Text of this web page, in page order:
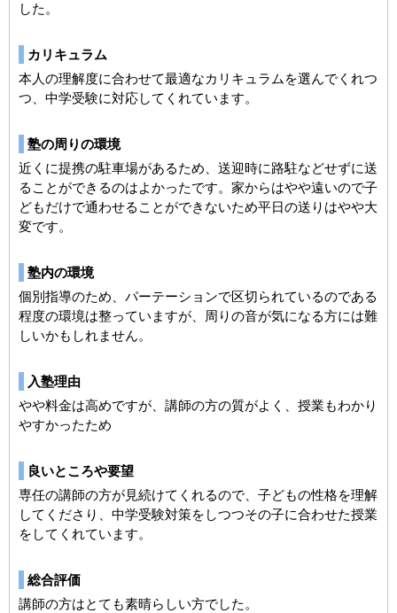
した。
カリキュラム
本人の理解度に合わせて最適なカリキュラムを選んでくれつ
つ、中学受験に対応してくれています。
塾の周りの環境
近くに提携の駐車場があるため、送迎時に路駐などせずに送
ることができるのはよかったです。家からはやや遠いので子
どもだけで通わせることができないため平日の送りはやや大
変です。
塾内の環境
個別指導のため、パーテーションで区切られているのである
程度の環境は整っていますが、周りの音が気になる方には難
しいかもしれません。
入塾理由
やや料金は高めですが、講師の方の質がよく、授業もわかり
やすかったため
良いところや要望
専任の講師の方が見続けてくれるので、子どもの性格を理解
してくださり、中学受験対策をしつつその子に合わせた授業
をしてくれています。
総合評価
講師の方はとても素晴らしい方でした。